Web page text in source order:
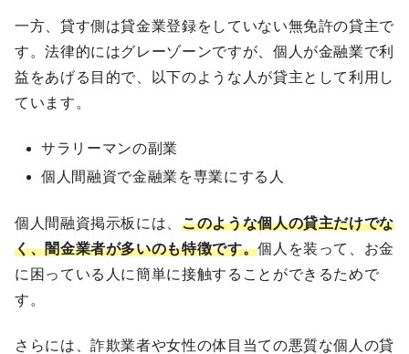
一方、貸す側は貸金業登録をしていない無免許の貸主で
す。法律的にはグレーゾーンですが、個人が金融業で利
益をあげる目的で、以下のような人が貸主として利用し
ています。
サラリーマンの副業
個人間融資で金融業を専業にする人
個人間融資掲示板には、このような個人の貸主だけでな
く、闇金業者が多いのも特徴です。個人を装って、お金
に困っている人に簡単に接触することができるためで
す。
さらには、詐欺業者や女性の体目当ての悪質な個人の貸